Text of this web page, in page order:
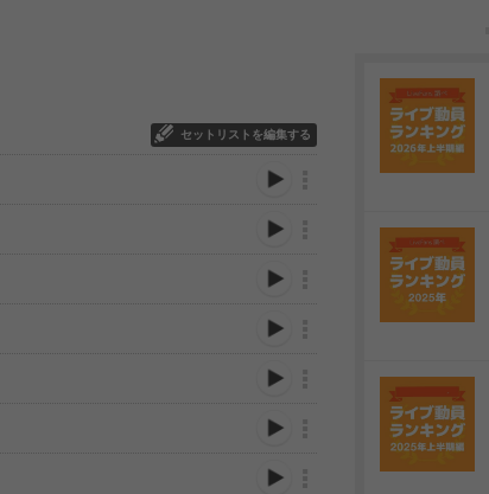
セットリストを編集する